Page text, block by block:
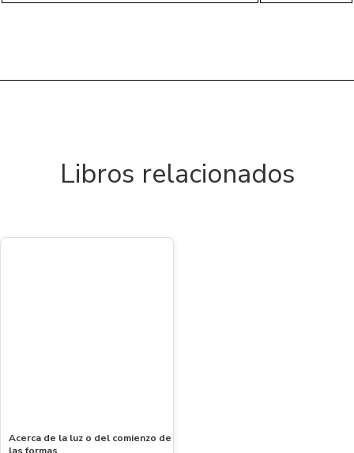
Libros relacionados
Acerca de la luz o del comienzo de